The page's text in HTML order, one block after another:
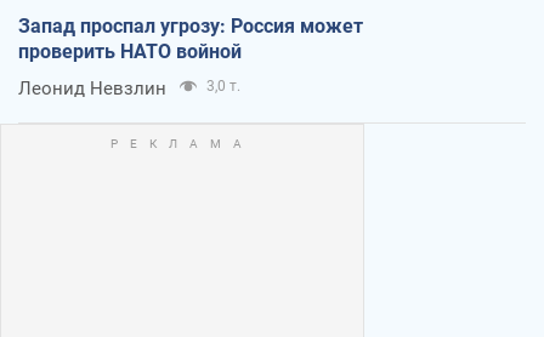
Запад проспал угрозу: Россия может
проверить НАТО войной
Леонид Невзлин 3,0 т.